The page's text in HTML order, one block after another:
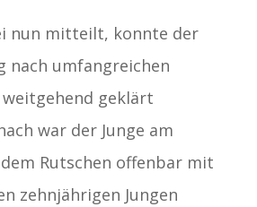
nun mitteilt, konnte der
nach umfangreichen
geklärt
war der Junge am
Rutschen offenbar mit
zehnjährigen Jungen